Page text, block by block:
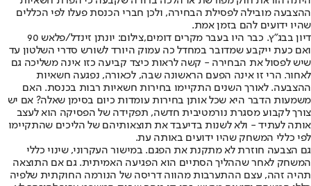
ההצבעה מובילה לפסילת הבחירה, ולכן חברי הכנסת פעלו לפי הכללים
שהיו ידועים להם בזמן אמת.
דיון בבג"ץ. כבר היו בעבר מקרים דומים,צילום: יונתן זינדל/פלאש 90
ואם כעת ייקבע שמדובר במחדל כה עמוק היורד לשורש סדרי השלטון עד
שיש לפסול את הבחירה - קשה לראות כיצד קביעה כזו אינה משליכה גם
לאחור. הרי זו אינה הפעם הראשונה שבה, לכאורה, נפגעה חשאיות
ההצבעה. לאורך השנים התקיימו בחירות חשאיות רבות בכנסת. האם
משמעות הדבר היא שכל אותן בחירות עומדות כיום בסימן שאלה? אם יש
צורך לקבוע מסגרת נורמטיבית חדשה, תפקידה של הפסיקה הוא לעצב
אותה לעתיד - ולא לשנות בדיעבד את תוצאותיהם של הליכים שהתקיימו
לפי כללי המשחק שהיו ידועים באותה עת.
גם הצבעה חוזרת לא מתקנת את הפגם. במישור העקרוני, שינוי כללי
המשחק לאחר שההליך הסתיים הוא הפגיעה האמיתית. גם אם התוצאה
תהיה זהה, עצם ההתערבות מהווה דריסה של הנורמה החוקתית שלפיה